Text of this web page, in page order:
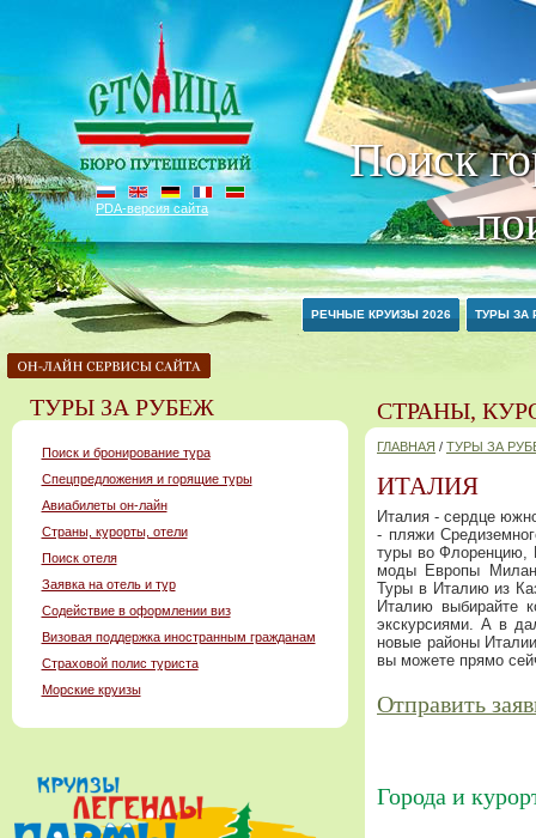
Поиск
PDA-версия сайта
РЕЧНЫЕ КРУИЗЫ 2026 ТУРЫ ЗА
ТУРЫ ЗА РУБЕЖ
Поиск и бронирование тура
Спецпредложения и горящие туры
Авиабилеты он-лайн
Страны, курорты, отели
Поиск отеля
Заявка на отель и тур
Содействие в оформлении виз
Визовая поддержка иностранным гражданам
Страховой полис туриста
Морские круизы
СТРАНЫ,
ГЛАВНАЯ / ТУРЫ ЗА
ИТАЛИЯ
Италия - сердце
- пляжи
туры во Флоренцию,
моды Европы
Туры в Италию из
Италию выбирайте
экскурсиями. А в
новые районы
вы можете прямо
Отправить
Города и